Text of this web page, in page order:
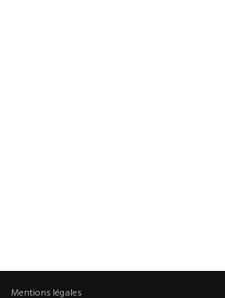
Mentions légales